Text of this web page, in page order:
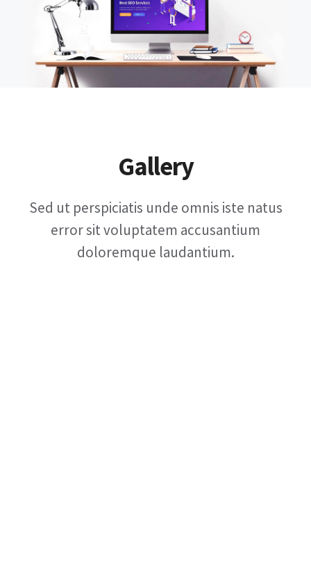
Gallery
Sed ut perspiciatis unde omnis iste natus
error sit voluptatem accusantium
doloremque laudantium.